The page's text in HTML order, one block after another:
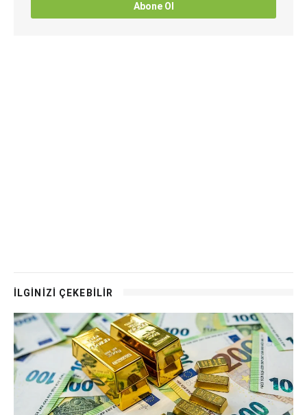
Abone Ol
İLGİNİZİ ÇEKEBİLİR